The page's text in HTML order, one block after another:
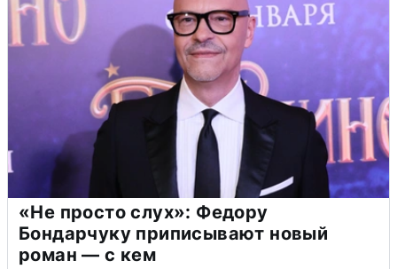
«Не просто слух»: Федору
Бондарчуку приписывают новый
роман — с кем